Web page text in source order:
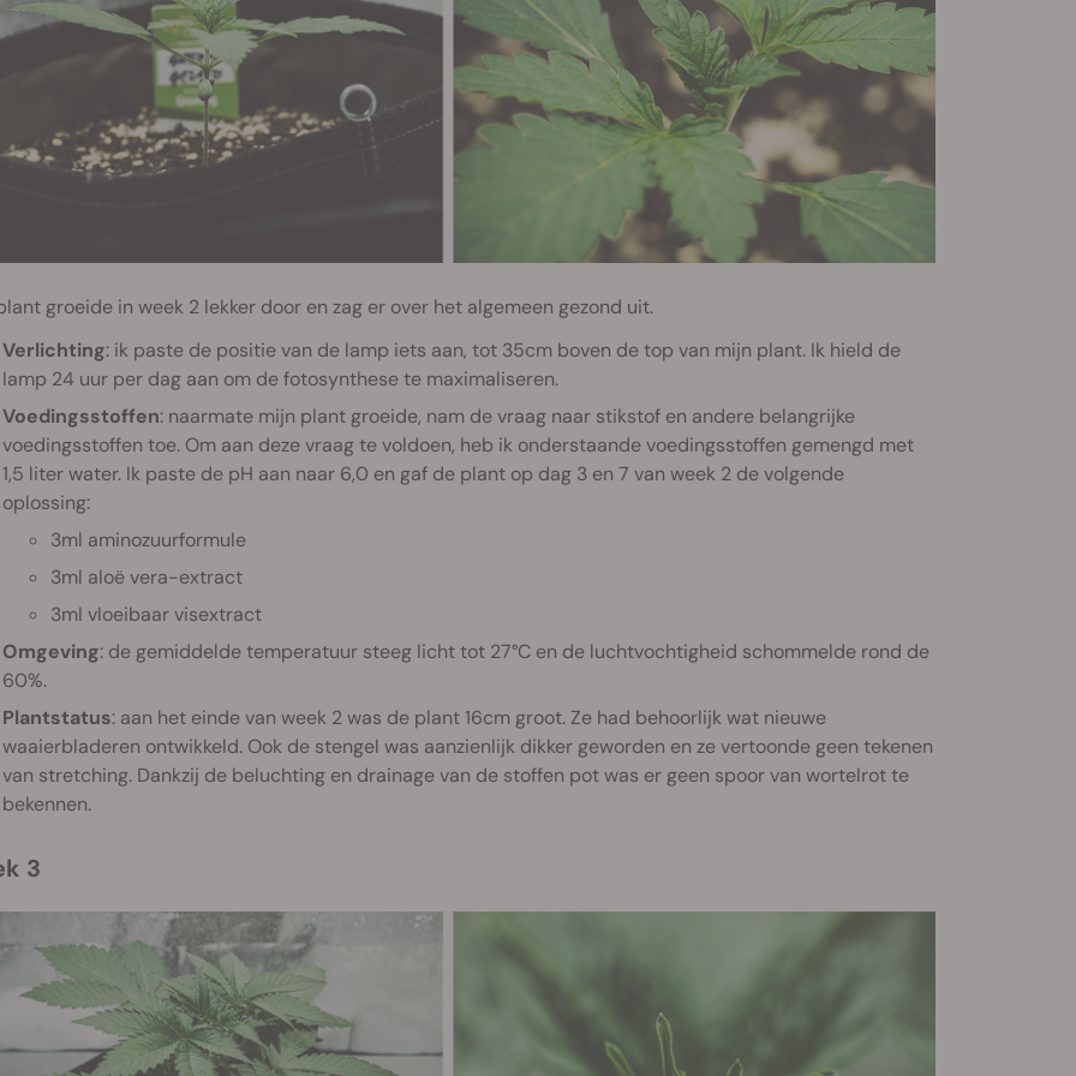
groeide in week 2 lekker door en zag er over het algemeen gezond uit.
Verlichting: ik paste de positie van de lamp iets aan, tot 35cm boven de top van mijn plant. Ik hield de
lamp 24 uur per dag aan om de fotosynthese te maximaliseren.
Voedingsstoffen: naarmate mijn plant groeide, nam de vraag naar stikstof en andere belangrijke
voedingsstoffen toe. Om aan deze vraag te voldoen, heb ik onderstaande voedingsstoffen gemengd met
1,5 liter water. Ik paste de pH aan naar 6,0 en gaf de plant op dag 3 en 7 van week 2 de volgende
oplossing:
3ml aminozuurformule
3ml aloë vera-extract
3ml vloeibaar visextract
Omgeving: de gemiddelde temperatuur steeg licht tot 27°C en de luchtvochtigheid schommelde rond de
60%.
Plantstatus: aan het einde van week 2 was de plant 16cm groot. Ze had behoorlijk wat nieuwe
waaierbladeren ontwikkeld. Ook de stengel was aanzienlijk dikker geworden en ze vertoonde geen tekenen
van stretching. Dankzij de beluchting en drainage van de stoffen pot was er geen spoor van wortelrot te
bekennen.
3